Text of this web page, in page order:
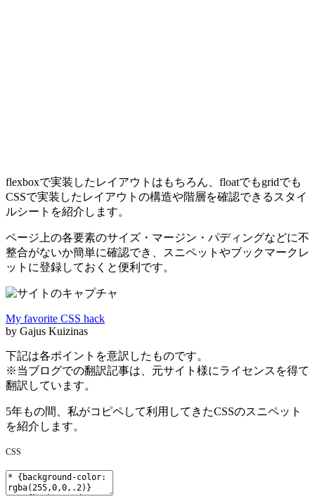
flexboxで実装したレイアウトはもちろん、floatでもgridでも
CSSで実装したレイアウトの構造や階層を確認できるスタイ
ルシートを紹介します。
ページ上の各要素のサイズ・マージン・パディングなどに不
整合がないか簡単に確認でき、スニペットやブックマークレ
ットに登録しておくと便利です。
My favorite CSS hack
by Gajus Kuizinas
下記は各ポイントを意訳したものです。
※当ブログでの翻訳記事は、元サイト様にライセンスを得て
翻訳しています。
5年もの間、私がコピペして利用してきたCSSのスニペット
を紹介します。
CSS